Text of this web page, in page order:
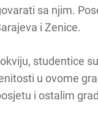
sa njim.
i Zenice.
studentice
u ovome
i ostalim